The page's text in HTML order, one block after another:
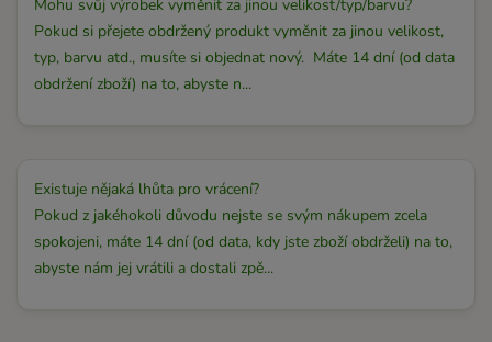
Mohu svůj výrobek vyměnit za jinou velikost/typ/barvu?
Pokud si přejete obdržený produkt vyměnit za jinou velikost,
typ, barvu atd., musíte si objednat nový. Máte 14 dní (od data
obdržení zboží) na to, abyste n...
Existuje nějaká lhůta pro vrácení?
Pokud z jakéhokoli důvodu nejste se svým nákupem zcela
spokojeni, máte 14 dní (od data, kdy jste zboží obdrželi) na to,
abyste nám jej vrátili a dostali zpě...